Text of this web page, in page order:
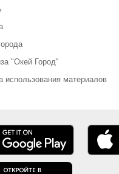
"Окей Город"
использования материалов